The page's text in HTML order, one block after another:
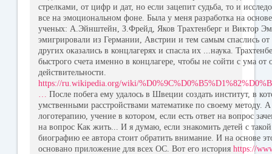
стрелками, от цифр и дат, но если зацепит судьба, то и
все на эмоциональном фоне. Была у меня разработка на
ученых: А.Эйнштейн, З.Фрейд, Яков Трахтенберг и Виктор
эмигрировали из Германии, Австрии и тем самым спаслись
других оказались в концлагерях и спасла их ...наука.
быстрого счета именно в концлагере, чтобы не сойти с ума
действительности.
https://ru.wikipedia.org/wiki/
После побега ему удалось в Швеции создать институт, в
умственными расстройствами математике по своему методу.
логотерапию, учение в котором, если есть ответ на вопрос
на вопрос Как жить... И я думаю, если знакомить детей с
биографию ее автора стоит обратить внимание. И на основе
основано приложение для всех ОС. Вот его история https://